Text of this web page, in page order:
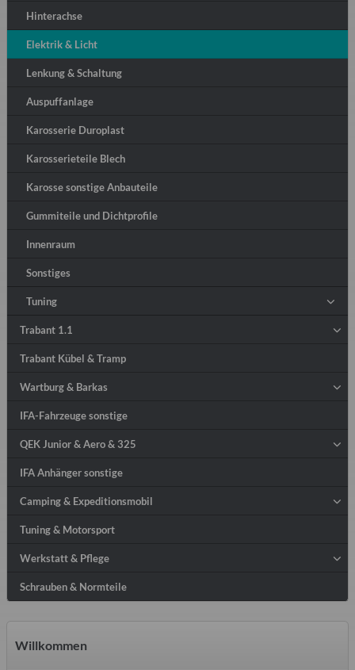
Hinterachse
Elektrik & Licht
Lenkung & Schaltung
Auspuffanlage
Karosserie Duroplast
Karosserieteile Blech
Karosse sonstige Anbauteile
Gummiteile und Dichtprofile
Innenraum
Sonstiges
Tuning
Trabant 1.1
Trabant Kübel & Tramp
Wartburg & Barkas
IFA-Fahrzeuge sonstige
QEK Junior & Aero & 325
IFA Anhänger sonstige
Camping & Expeditionsmobil
Tuning & Motorsport
Werkstatt & Pflege
Schrauben & Normteile
Willkommen